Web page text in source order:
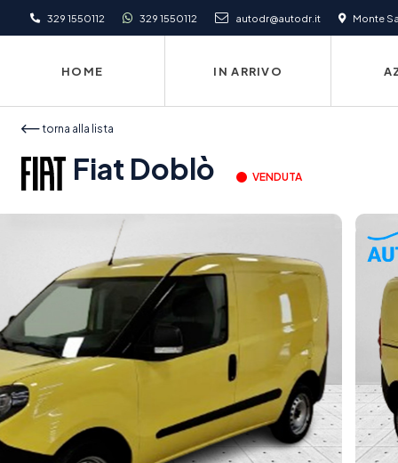
329 1550112 329 1550112 autodr@autodr.it Monte
HOME IN ARRIVO
torna alla lista
Fiat Doblò VENDUTA